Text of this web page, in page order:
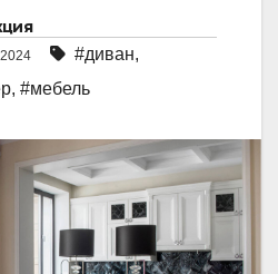
#диван,
, #мебель